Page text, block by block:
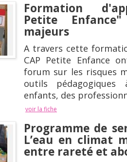
Formation
Petite
majeurs
A travers cette
CAP Petite Enfance
forum sur les risques
outils
enfants, des
voir la fiche
Programme de
L’eau en climat
entre rareté et